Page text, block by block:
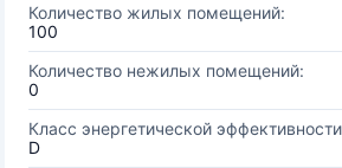
Количество жилых помещений:
100
Количество нежилых помещений:
0
Класс энергетической
D